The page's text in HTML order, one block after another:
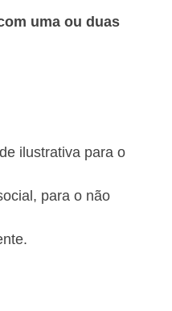
uma ou duas
ilustrativa para o
para o não